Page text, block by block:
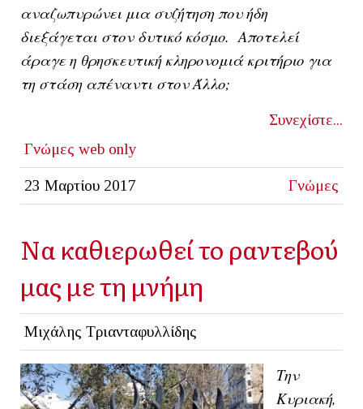
αναζωπυρώνει μια συζήτηση που ήδη
διεξάγεται στον δυτικό κόσμο. Αποτελεί
άραγε η θρησκευτική κληρονομιά κριτήριο για
τη στάση απέναντι στον Άλλο;
Συνεχίστε...
Γνώμες web only
23 Μαρτίου 2017 Γνώμες
Να καθιερωθεί το ραντεβού
μας με τη μνήμη
Μιχάλης Τριανταφυλλίδης
Την
Κυριακή,